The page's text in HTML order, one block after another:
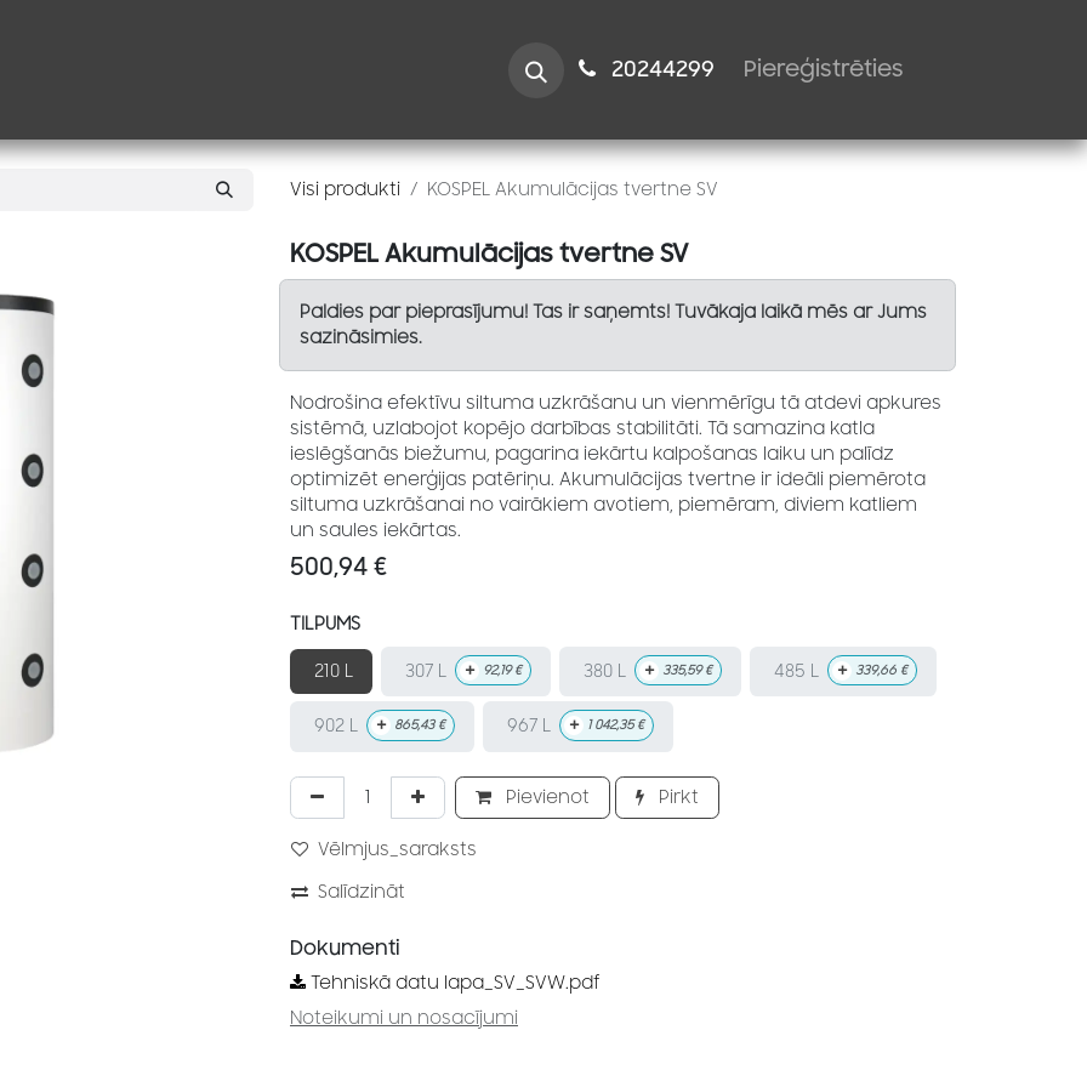
Speciālistiem 2024​​4299 Piereģistrēties
Visi produkti KOSPEL Akumulācijas tvertne SV
KOSPEL Akumulācijas tvertne SV
Paldies par pieprasījumu! Tas ir saņemts! Tuvākaja laikā mēs ar Jums
sazināsimies.
Nodrošina efektīvu siltuma uzkrāšanu un vienmērīgu tā atdevi apkures
sistēmā, uzlabojot kopējo darbības stabilitāti. Tā samazina katla
ieslēgšanās biežumu, pagarina iekārtu kalpošanas laiku un palīdz
optimizēt enerģijas patēriņu. Akumulācijas tvertne ir ideāli piemērota
siltuma uzkrāšanai no vairākiem avotiem, piemēram, diviem katliem
un saules iekārtas.
500,94 €
TILPUMS
210 L 307 L + 92,19€ 380 L + 335,59€ 485 L + 339,66 €
902 L + 865,43€ 967 L + 1 042,35€
Pievienot Pirkt
Vēlmjus_saraksts
Salīdzināt
Dokumenti
Tehniskā datu lapa_SV_SVW.pdf
Noteikumi un nosacījumi